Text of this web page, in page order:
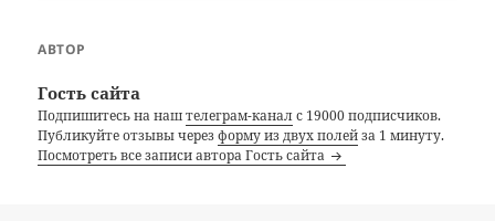
АВТОР
Гость сайта
Подпишитесь на наштелеграм-каналс 19000 подписчиков.
Публикуйте отзывы черезформу из двух полейза 1 минуту.
Посмотреть все записи автора Гость сайта